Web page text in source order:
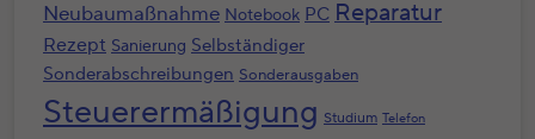
Neubaumaßnahme Notebook PC Reparatur
Rezept Sanierung Selbständiger
Sonderabschreibungen Sonderausgaben
Steuerermäßigung Studium Telefon